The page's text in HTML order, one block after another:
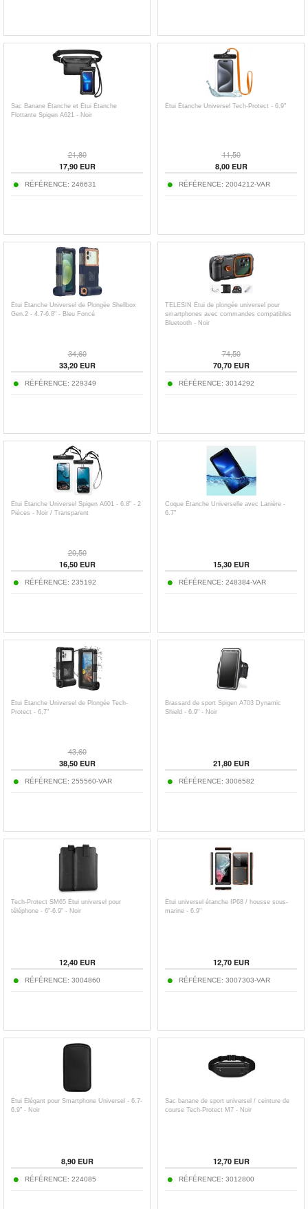
Sac Banane Étanche et Étui Étanche
Flottante Spigen A621 - Noir
21,80
17,90EUR
RÉFÉRENCE: 246631
Étui Étanche Universel Tech-Protect - 6.9"
11,50
8,00EUR
RÉFÉRENCE: 2004212-VAR
Étui Étanche Universel de Plongée Shellbox
Gen.2 - 4.7-6.8" - Bleu Foncé
34,60
33,20EUR
RÉFÉRENCE: 229349
TELESIN Étui de plongée universel pour
smartphones avec commandes compatibles
Bluetooth - Noir
74,50
70,70EUR
RÉFÉRENCE: 3014292
Étui Étanche Universel Spigen A601 - 6.8" - 2
Pièces - Noir / Transparent
20,50
16,50EUR
RÉFÉRENCE: 235192
Coque Étanche Universelle avec Lanière -
6.7"
15,30EUR
RÉFÉRENCE: 248384-VAR
Étui Étanche Universel de Plongée Tech-
Protect - 6,7"
43,60
38,50EUR
RÉFÉRENCE: 255560-VAR
Brassard de sport Spigen A703 Dynamic
Shield - 6.9" - Noir
21,80EUR
RÉFÉRENCE: 3006582
Tech-Protect SM65 Étui universel pour
téléphone - 6"-6.9" - Noir
12,40EUR
RÉFÉRENCE: 3004860
Étui universel étanche IP68 / housse sous-
marine - 6.9"
12,70EUR
RÉFÉRENCE: 3007303-VAR
Étui Élégant pour Smartphone Universel - 6.7-
6.9" - Noir
8,90EUR
RÉFÉRENCE: 224085
Sac banane de sport universel / ceinture de
course Tech-Protect M7 - Noir
12,70EUR
RÉFÉRENCE: 3012800